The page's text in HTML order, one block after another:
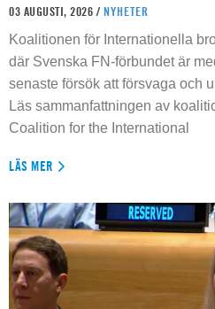
03 AUGUSTI, 2026 / NYHETER
Koalitionen för Internationella
där Svenska FN-förbundet är
senaste försök att försvaga och
Läs sammanfattningen av
Coalition for the International
LÄS MER